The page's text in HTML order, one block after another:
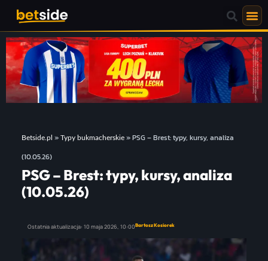
Betside.pl » Typy bukmacherskie»PSG – Brest: typy, kursy, analiza
(10.05.26)
PSG – Brest: typy, kursy, analiza
(10.05.26)
Ostatnia aktualizacja: 10 maja 2026, 10:00Bartosz Kosiorek